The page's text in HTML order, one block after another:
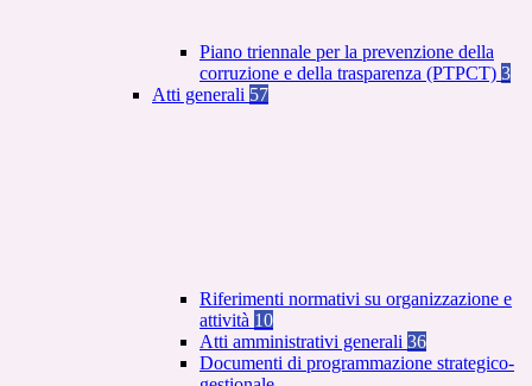
Piano triennale per la prevenzione della
corruzione e della trasparenza (PTPCT) 3
Atti generali 57
Riferimenti normativi su organizzazione e
attività 10
Atti amministrativi generali 36
Documenti di programmazione strategico-